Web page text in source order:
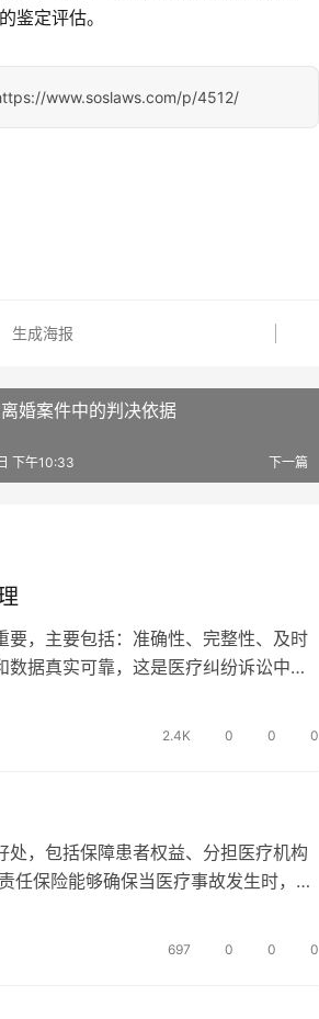
鉴定评估。
www.soslaws.com/p/4512/
生成海报
婚案件中的判决依据
下一篇
下午10:33
要，主要包括：准确性、完整性、及时
据真实可靠，这是医疗纠纷诉讼中的
误差；保密性则关系到患者隐私保护
医疗纠纷诉讼中，医疗记录作为法律
2.4K 0 0 0
，包括保障患者权益、分担医疗机构
任保险能够确保当医疗事故发生时，患
支持，这不仅有助于更快解决纠纷，
制责任保险还可以促使医疗机构加强
697 0 0 0